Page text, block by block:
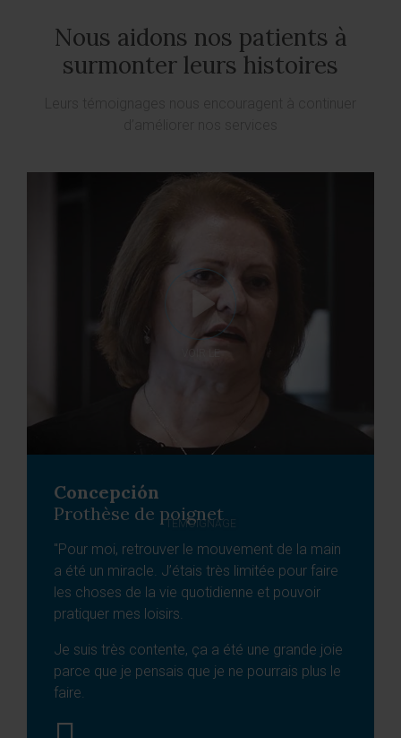
Nous aidons nos patients à
surmonter leurs histoires
Concepción
Prothèse de poignet
"Pour moi, retrouver le mouvement de la main
a été un miracle. J’étais très limitée pour faire
les choses de la vie quotidienne et pouvoir
pratiquer mes loisirs.
Je suis très contente, ça a été une grande joie
parce que je pensais que je ne pourrais plus le
faire.
VOIR LE
TÉMOIGNAGE